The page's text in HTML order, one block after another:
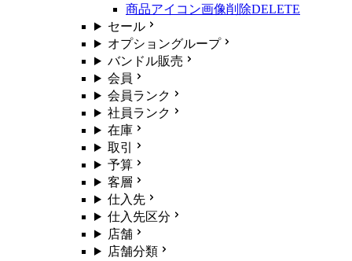
商品アイコン画像削除DELETE
セール
オプショングループ
バンドル販売
会員
会員ランク
社員ランク
在庫
取引
予算
客層
仕入先
仕入先区分
店舗
店舗分類